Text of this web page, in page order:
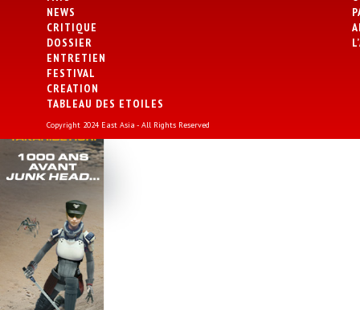
NEWS
CRITIQUE
DOSSIER
ENTRETIEN
FESTIVAL
CREATION
TABLEAU DES ETOILES
Copyright 2024 East Asia - All Rights Reserved